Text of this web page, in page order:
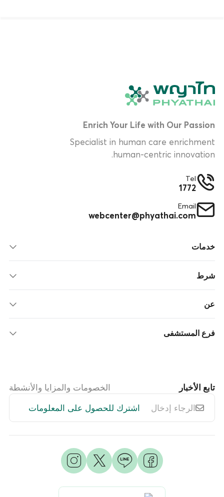
Enrich Your Life with Our Passion
Specialist in human care enrichment
human-centric innovation.
Tel
1772
Email
webcenter@phyathai.com
خدمات
شرط
عن
فرع المستشفى
تابع الأخبار
الخصومات والمزايا والأنشطة
اشترك للحصول على المعلومات